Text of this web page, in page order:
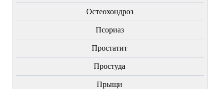
Остеохондроз
Пcориаз
Простатит
Простуда
Прыщи